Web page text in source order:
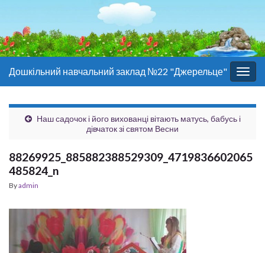
Дошкільний навчальний заклад №22 "Джерельце"
Наш садочок і його вихованці вітають матусь, бабусь і
дівчаток зі святом Весни
88269925_885882388529309_4719836602065
485824_n
Byadmin